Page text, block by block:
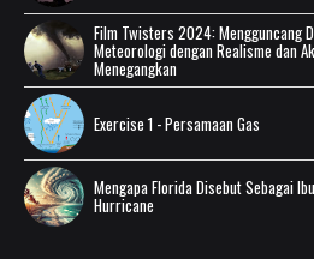
Film Twisters 2024: Mengguncang
Meteorologi dengan Realisme dan
Menegangkan
Exercise 1 - Persamaan Gas
Mengapa Florida Disebut Sebagai
Hurricane